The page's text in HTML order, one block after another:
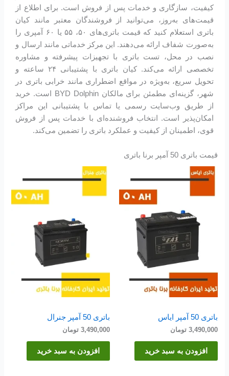
کیفیت، سازگاری و خدمات پس از فروش است. برای اطلاع از
قیمت‌های به‌روز، می‌توانید از فروشندگان معتبر مانند کیان
باتری استعلام کنید که قیمت باتری‌های ۵۰، ۵۵ یا ۶۰ آمپری را
به‌صورت شفاف ارائه می‌دهند. این مرکز خدماتی مانند ارسال و
نصب در محل، تست باتری با تجهیزات پیشرفته و مشاوره
تخصصی ارائه می‌کند. کیان باتری با پشتیبانی ۲۴ ساعته و
تحویل سریع، به‌ویژه در مواقع اضطراری مانند خرابی باتری در
شهر، گزینه‌ای مطمئن برای مالکان BYD Dolphin است. خرید
از طریق وب‌سایت رسمی یا تماس با پشتیبانی این مراکز
امکان‌پذیر است. انتخاب فروشنده‌ای با خدمات پس از فروش
قوی، اطمینان از کیفیت و عملکرد باتری را تضمین می‌کند.
قیمت باتری 50 آمپر برنا باتری
باتری 50 آمپر ایاس
3,490,000 تومان
افزودن به سبد خرید
باتری 50 آمپر جنرال
3,490,000 تومان
افزودن به سبد خرید